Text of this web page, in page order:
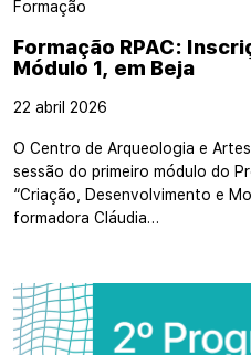
Formação
Formação RPAC:
Módulo 1, em Beja
22 abril 2026
O Centro de Arqueologia e
sessão do primeiro módulo do
“Criação, Desenvolvimento e
formadora Cláudia…